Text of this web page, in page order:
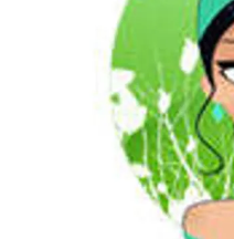
ติดตามสนุก
บริษัท อิมเมจ ฟิวเจอร์ (ประเทศไทย) จำกัด